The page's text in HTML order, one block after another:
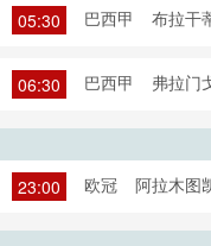
05:30 巴西甲 布拉干
06:30 巴西甲 弗拉门
23:00
欧冠 阿拉木图